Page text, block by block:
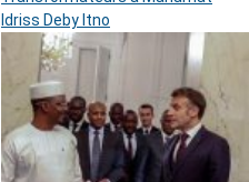
Idriss Deby Itno